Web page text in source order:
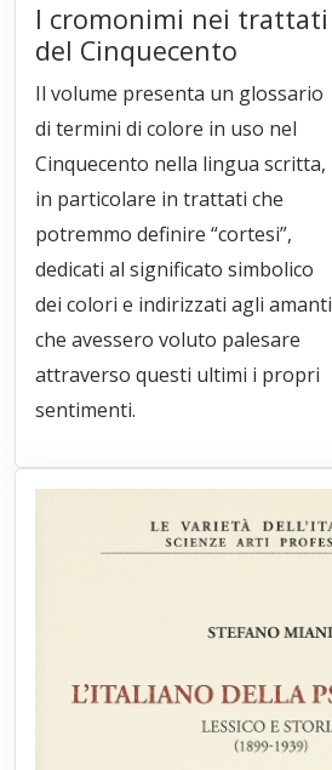
I cromonimi nei trattati
del Cinquecento
Il volume presenta un glossario
di termini di colore in uso nel
Cinquecento nella lingua scritta,
in particolare in trattati che
potremmo definire “cortesi”,
dedicati al significato simbolico
dei colori e indirizzati agli amanti
che avessero voluto palesare
attraverso questi ultimi i propri
sentimenti.